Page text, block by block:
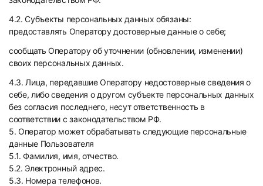
4.2. Субъекты персональных данных обязаны:
предоставлять Оператору достоверные данные о себе;
сообщать Оператору об уточнении (обновлении, изменении)
своих персональных данных.
4.3. Лица, передавшие Оператору недостоверные сведения о
себе, либо сведения о другом субъекте персональных данных
без согласия последнего, несут ответственность в
соответствии с законодательством РФ.
5. Оператор может обрабатывать следующие персональные
данные Пользователя
5.1. Фамилия, имя, отчество.
5.2. Электронный адрес.
5.3. Номера телефонов.